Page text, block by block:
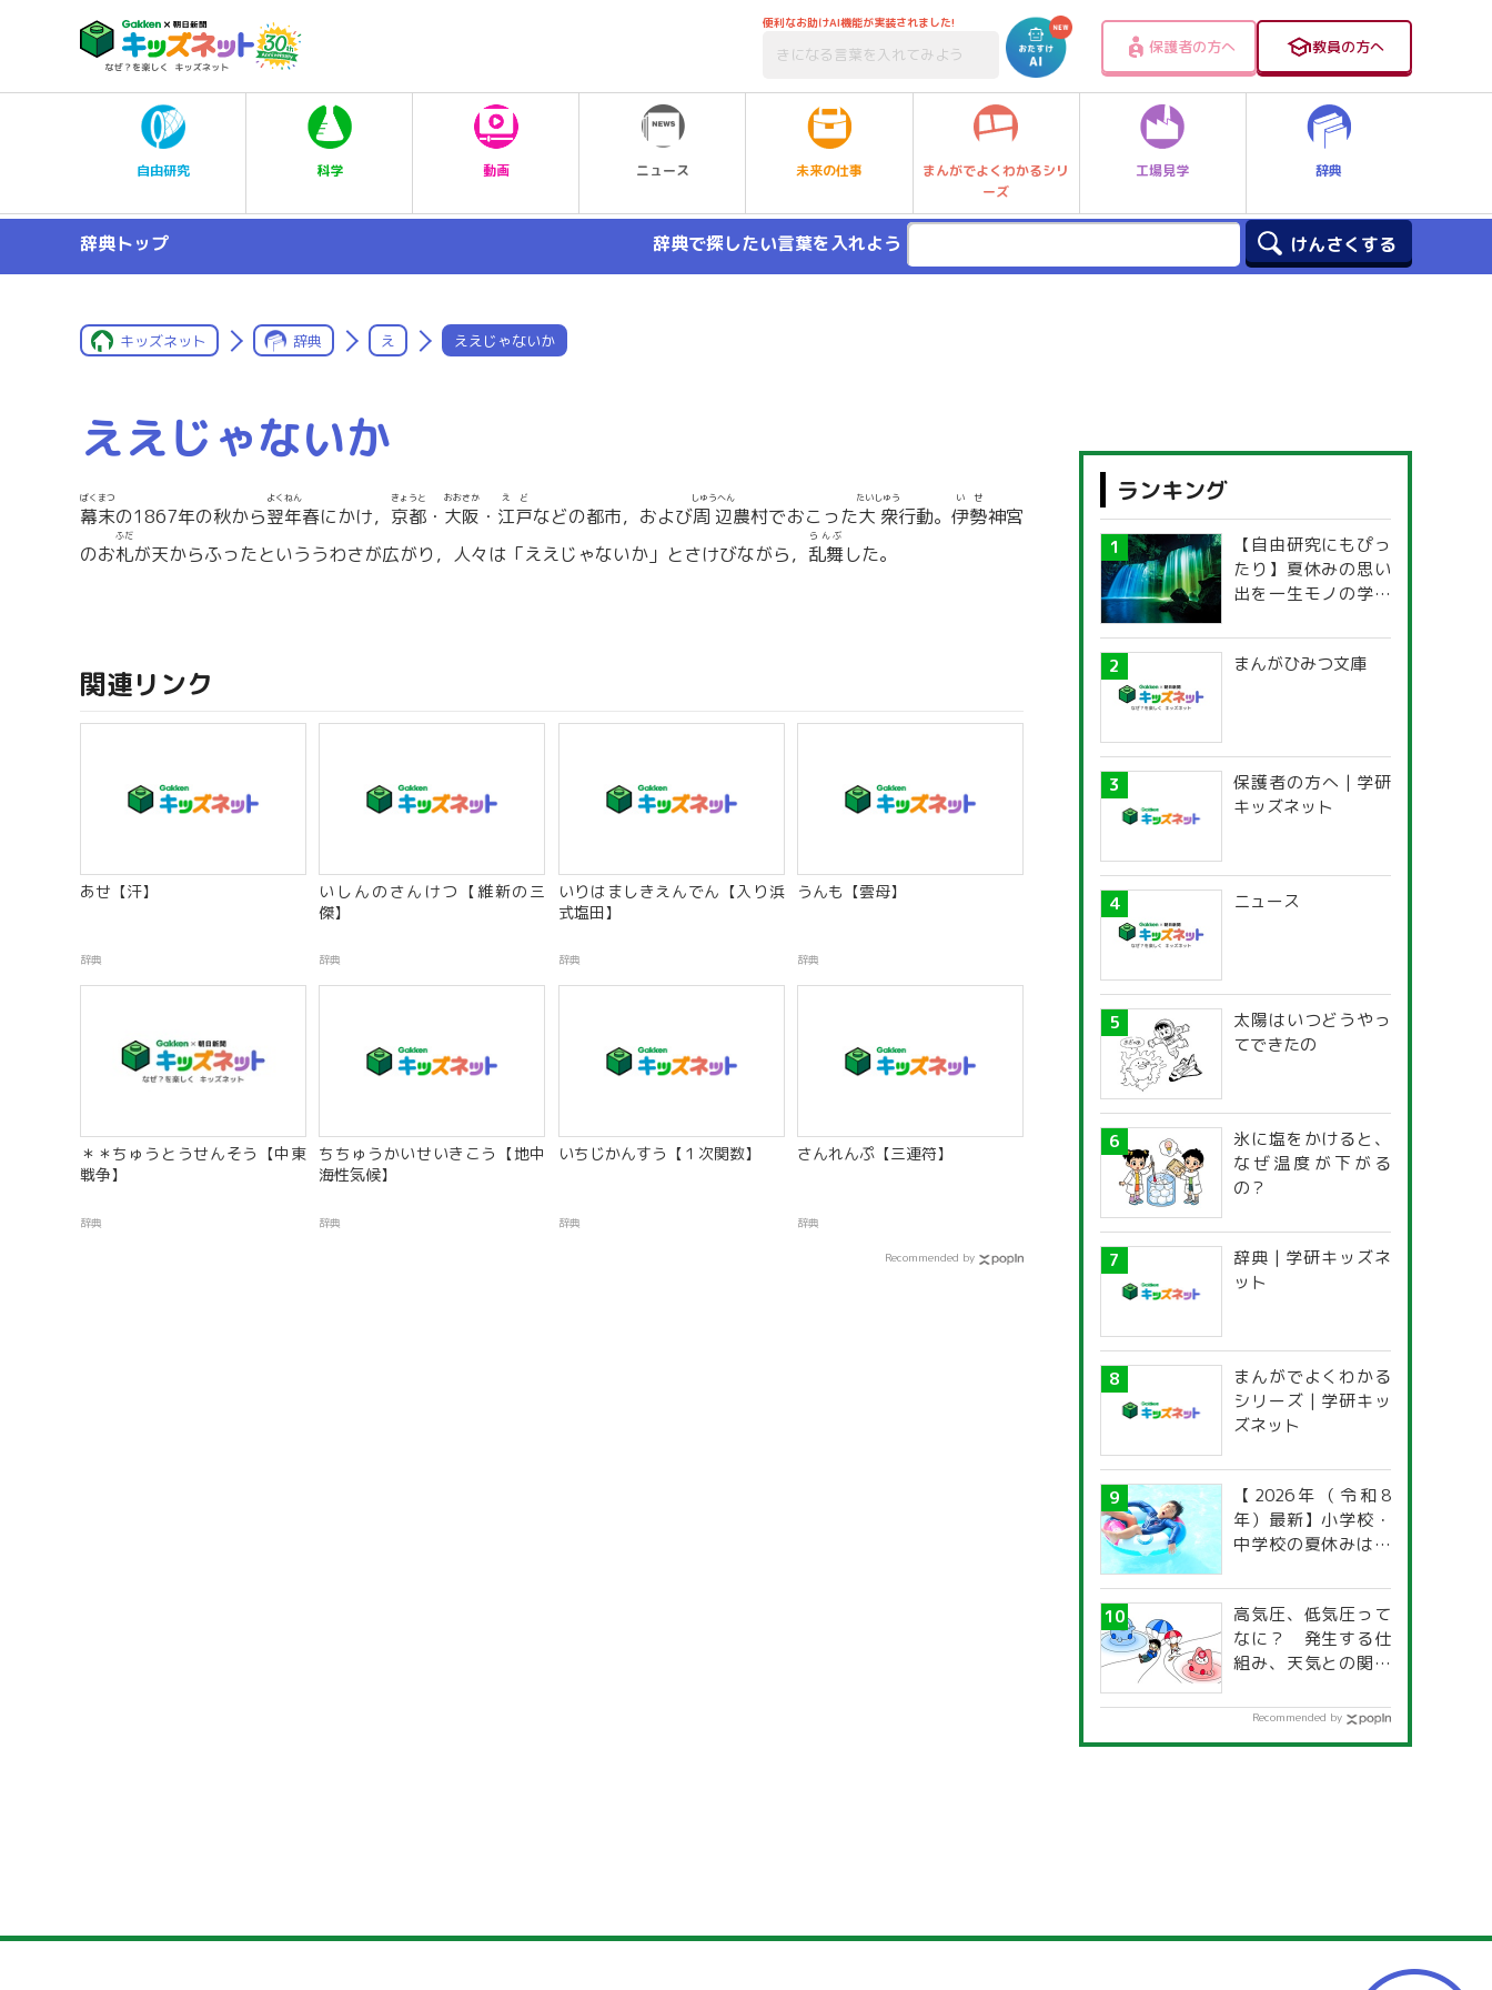
便利なお助けAI機能が実装されました!
保護者の方へ 教員の方へ
自由研究 科学 動画 ニュース 未来の仕事
まんがでよくわかるシリ
ーズ
工場見学 辞典
辞典トップ 辞典で探したい言葉を入れよう
キッズネット 辞典 え ええじゃないか
ええじゃないか
幕末
ばくまつ
の1867年の秋から翌年
よくねん
春にかけ， 京都
きょうと
・ 大阪
おおさか
・ 江戸
えど
などの都市，および周辺
しゅうへん
農村でおこった大衆
たいしゅう
行動。 伊勢
いせ
神宮
のお札
ふだ
が天からふったといううわさが広がり，人々は「ええじゃないか」とさけびながら， 乱舞
らんぶ
した。
関連リンク
あせ【汗】
辞典
いしんのさんけつ【維新の三
傑】
辞典
いりはましきえんでん【入り浜
式塩田】
辞典
うんも【雲母】
辞典
＊＊ちゅうとうせんそう【中東
戦争】
辞典
ちちゅうかいせいきこう【地中
海性気候】
辞典
いちじかんすう【１次関数】
辞典
さんれんぷ【三連符】
辞典
Recommended by
ランキング
【自由研究にもぴっ
たり】夏休みの思い
出を一生モノの学び
探究ガイド
まんがひみつ文庫
保護者の方へ | 学研
キッズネット
ニュース
太陽はいつどうやっ
てできたの
氷に塩をかけると、
なぜ温度が下がる
の？
辞典 | 学研キッズネ
ット
まんがでよくわかる
シリーズ | 学研キッ
ズネット
【2026年（令和8
年）最新】小学校・
中学校の夏休みはい
道府県別「夏季休暇
一覧」
高気圧、低気圧って
なに？ 発生する仕
組み、天気との関係
Recommended by